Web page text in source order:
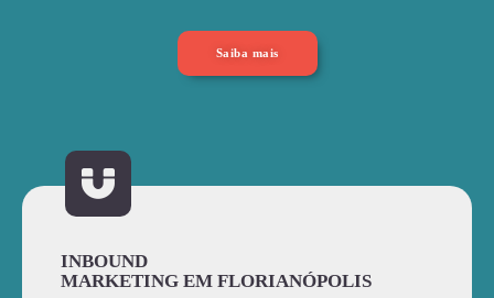
Saiba mais
INBOUND
MARKETING EM FLORIANÓPOLIS